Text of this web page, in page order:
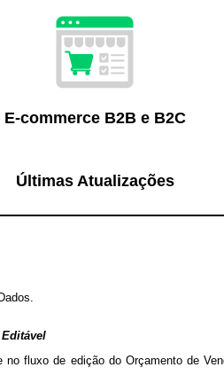
E-commerce B2B e B2C
Últimas Atualizações
fluxo de edição do Orçamento de